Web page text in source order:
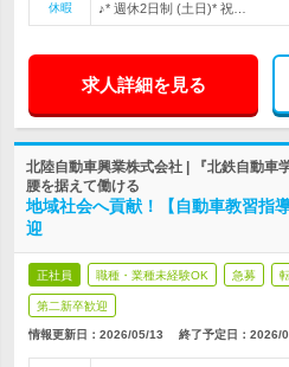
休暇
♪* 週休2日制 (土日)* 祝…
求人詳細を見る
北陸自動車興業株式会社 | 『北鉄自動車
腰を据えて働ける
地域社会へ貢献！【自動車教習指
迎
正社員 職種・業種未経験OK 急募
第二新卒歓迎
情報更新日：2026/05/13 終了予定日： 2026/